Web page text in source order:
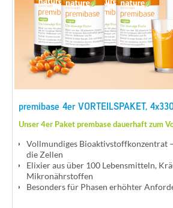
premibase 4er VORTEILSPAKET,
Unser 4er Paket prembase dauerhaft zum
Vollmundiges Bioaktivstoffkonzentrat
die Zellen
Elixier aus über 100 Lebensmitteln,
Mikronährstoffen
Besonders für Phasen erhöhter